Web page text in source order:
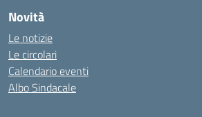
Novità
Le notizie
Le circolari
Calendario eventi
Albo Sindacale